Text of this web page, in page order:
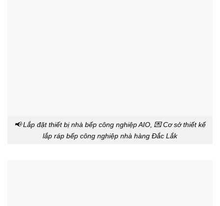
📢 Lắp đặt thiết bị nhà bếp công nghiệp AIO, 💌 Cơ sở thiết kế
lắp ráp bếp công nghiệp nhà hàng Đắc Lắk